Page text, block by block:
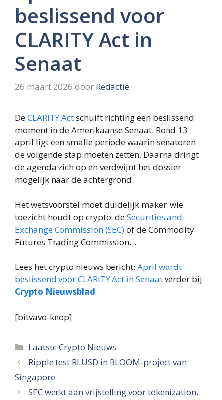
beslissend voor
CLARITY Act in
Senaat
26 maart 2026 door Redactie
DeCLARITY Actschuift richting een beslissend
moment in de Amerikaanse Senaat. Rond 13
april ligt een smalle periode waarin senatoren
de volgende stap moeten zetten. Daarna dringt
de agenda zich op en verdwijnt het dossier
mogelijk naar de achtergrond.
Het wetsvoorstel moet duidelijk maken wie
toezicht houdt op crypto: deSecurities and
Exchange Commission (SEC)of de Commodity
Futures Trading Commission…
Lees het crypto nieuws bericht: April wordt
beslissend voor CLARITY Act in Senaatverder bij
Crypto Nieuwsblad
[bitvavo-knop]
Categorieën
Laatste Crypto Nieuws
Ripple test RLUSD in BLOOM-project van
Singapore
SEC werkt aan vrijstelling voor tokenization,